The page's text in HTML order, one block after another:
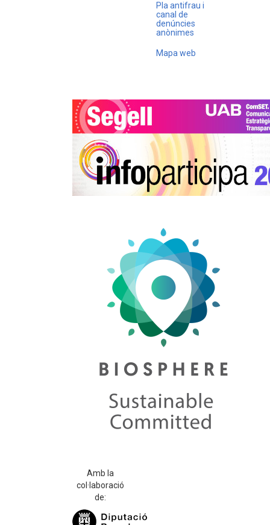
Pla antifrau i
canal de
denúncies
anònimes
Mapa web
Amb la
col·laboració
de: